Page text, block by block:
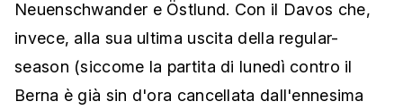
Neuenschwander e Östlund. Con il Davos che,
invece, alla sua ultima uscita della regular-
season (siccome la partita di lunedì contro il
Berna è già sin d'ora cancellata dall'ennesima